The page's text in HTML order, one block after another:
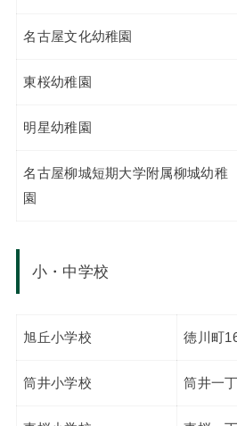
名古屋文化幼稚園
東桜幼稚園
明星幼稚園
名古屋柳城短期大学附属柳城幼稚
園
小・中学校
旭丘小学校 徳川町
筒井小学校 筒井一